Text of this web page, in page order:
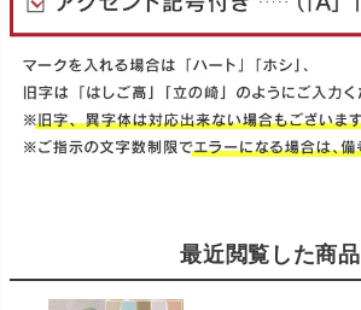
最近閲覧した商品